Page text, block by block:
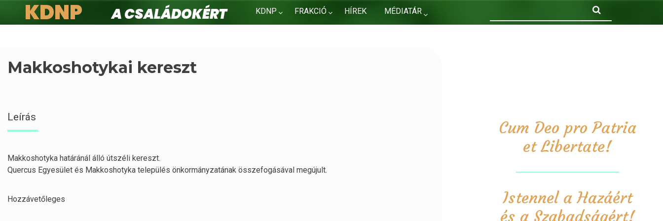
KDNP FRAKCIÓ HÍREK MÉDIATÁR
KDNP
A családokért.
Makkoshotykai kereszt
Leírás
Makkoshotyka határánál álló útszéli kereszt.
Quercus Egyesület és Makkoshotyka település önkormányzatának összefogásával megújult.
Hozzávetőleges
Cum Deo pro Patria
et Libertate!
Istennel a Hazáért
és a Szabadságért!